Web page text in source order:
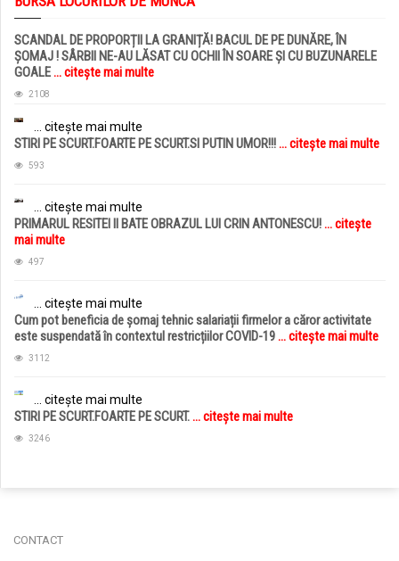
SCANDAL DE PROPORȚII LA GRANIȚĂ! BACUL DE PE DUNĂRE, ÎN
ȘOMAJ ! SÂRBII NE-AU LĂSAT CU OCHII ÎN SOARE ȘI CU BUZUNARELE
GOALE... citește mai multe
2108
... citește mai multe
STIRI PE SCURT.FOARTE PE SCURT.SI PUTIN UMOR!!!... citește mai multe
593
... citește mai multe
PRIMARUL RESITEI II BATE OBRAZUL LUI CRIN ANTONESCU!... citește
mai multe
497
... citește mai multe
Cum pot beneficia de șomaj tehnic salariații firmelor a căror activitate
este suspendată în contextul restricțiilor COVID-19... citește mai multe
3112
... citește mai multe
STIRI PE SCURT.FOARTE PE SCURT.... citește mai multe
3246
CONTACT